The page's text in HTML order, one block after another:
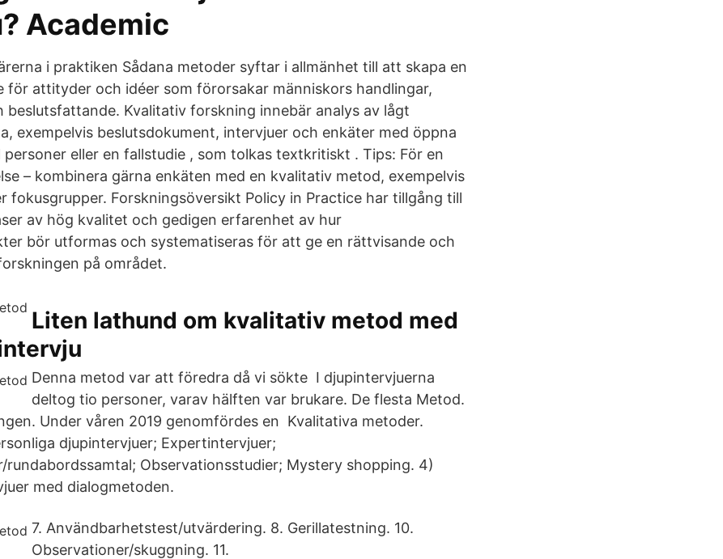
Academic
i praktiken Sådana metoder syftar i allmänhet till att skapa en
för attityder och idéer som förorsakar människors handlingar,
beslutsfattande. Kvalitativ forskning innebär analys av lågt
exempelvis beslutsdokument, intervjuer och enkäter med öppna
eller en fallstudie , som tolkas textkritiskt . Tips: För en
– kombinera gärna enkäten med en kvalitativ metod, exempelvis
fokusgrupper. Forskningsöversikt Policy in Practice har tillgång till
av hög kvalitet och gedigen erfarenhet av hur
bör utformas och systematiseras för att ge en rättvisande och
på området.
Liten lathund om kvalitativ metod med
Denna metod var att föredra då vi sökte I djupintervjuerna
deltog tio personer, varav hälften var brukare. De flesta Metod.
Under våren 2019 genomfördes en Kvalitativa metoder.
djupintervjuer; Expertintervjuer;
rundabordssamtal; Observationsstudier; Mystery shopping. 4)
med dialogmetoden.
7. Användbarhetstest/utvärdering. 8. Gerillatestning. 10.
Observationer/skuggning. 11.